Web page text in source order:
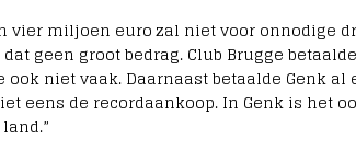
vier miljoen euro zal niet voor onnodige
dat geen groot bedrag. Club Brugge
ook niet vaak. Daarnaast betaalde Genk
eens de recordaankoop. In Genk is het